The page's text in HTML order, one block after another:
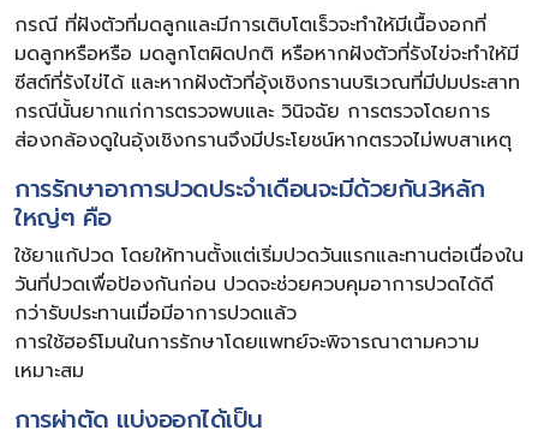
กรณี ที่ฝังตัวที่มดลูกและมีการเติบโตเร็วจะทำให้มีเนื้องอกที่
มดลูกหรือหรือ มดลูกโตผิดปกติ หรือหากฝังตัวที่รังไข่จะทำให้มี
ซีสต์ที่รังไข่ได้ และหากฝังตัวที่อุ้งเชิงกรานบริเวณที่มีปมประสาท
กรณีนั้นยากแก่การตรวจพบและ วินิจฉัย การตรวจโดยการ
ส่องกล้องดูในอุ้งเชิงกรานจึงมีประโยชน์หากตรวจไม่พบสาเหตุ
การรักษาอาการปวดประจำเดือนจะมีด้วยกัน3หลัก
ใหญ่ๆ คือ
ใช้ยาแก้ปวด โดยให้ทานตั้งแต่เริ่มปวดวันแรกและทานต่อเนื่องใน
วันที่ปวดเพื่อป้องกันก่อน ปวดจะช่วยควบคุมอาการปวดได้ดี
กว่ารับประทานเมื่อมีอาการปวดแล้ว
การใช้ฮอร์โมนในการรักษาโดยแพทย์จะพิจารณาตามความ
เหมาะสม
การผ่าตัด แบ่งออกได้เป็น